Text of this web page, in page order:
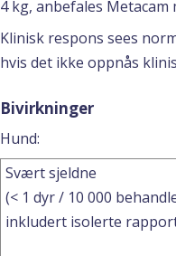
4 kg, anbefales
Klinisk respons sees
hvis det ikke oppnås
Bivirkninger
Hund:
Svært sjeldne
(< 1 dyr / 10 000
inkludert isolerte